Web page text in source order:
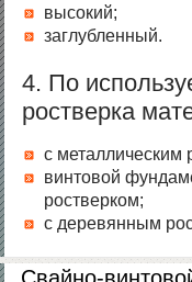
высокий;
заглубленный.
4. По
ростверка
с металлическим
винтовой
ростверком;
с деревянным